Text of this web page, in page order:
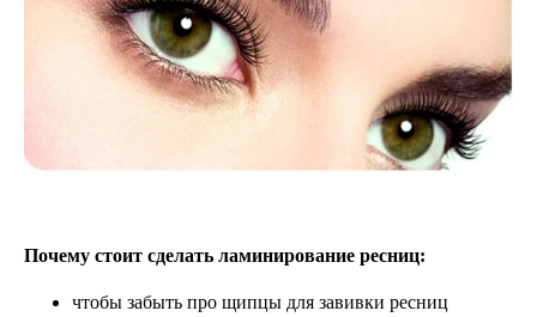
Почему стоит сделать ламинирование ресниц:
чтобы забыть про щипцы для завивки ресниц